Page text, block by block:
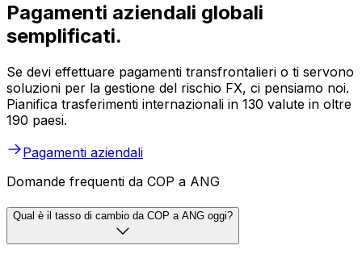
Pagamenti aziendali globali
semplificati.
Se devi effettuare pagamenti transfrontalieri o ti servono
soluzioni per la gestione del rischio FX, ci pensiamo noi.
Pianifica trasferimenti internazionali in 130 valute in oltre
190 paesi.
Pagamenti aziendali
Domande frequenti da COP a ANG
Qual è il tasso di cambio da COP a ANG oggi?